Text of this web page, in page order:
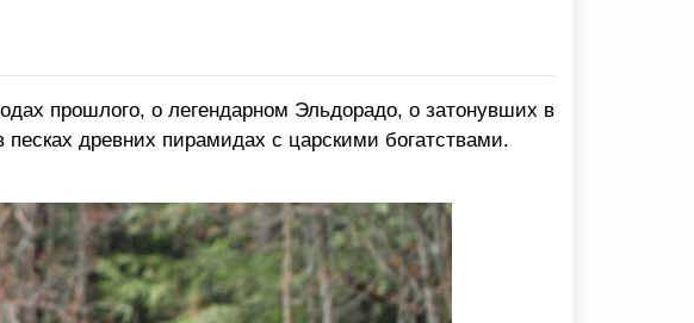
прошлого, о легендарном Эльдорадо, о затонувших в
древних пирамидах с царскими богатствами.